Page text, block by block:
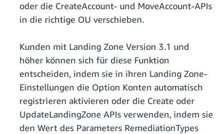
oder die CreateAccount- und MoveAccount-APIs
in die richtige OU verschieben.
Kunden mit Landing Zone Version 3.1 und
höher können sich für diese Funktion
entscheiden, indem sie in ihren Landing Zone-
Einstellungen die Option Konten automatisch
registrieren aktivieren oder die Create oder
UpdateLandingZone APIs verwenden, indem sie
den Wert des Parameters RemediationTypes